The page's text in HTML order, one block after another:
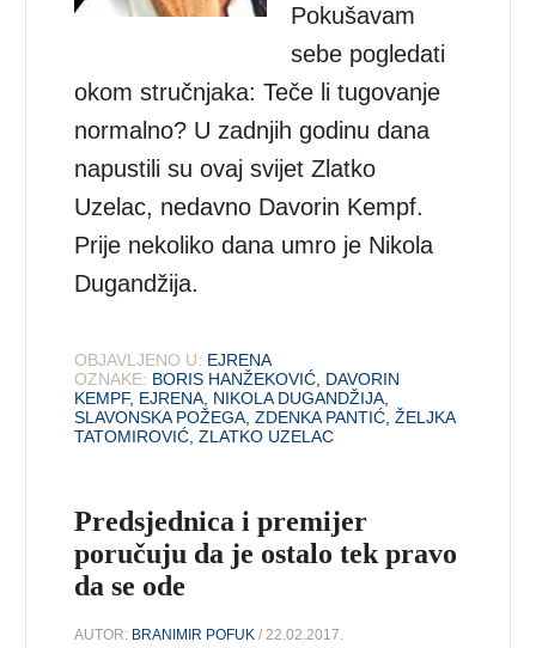
Pokušavam
sebe pogledati
okom stručnjaka: Teče li tugovanje
normalno? U zadnjih godinu dana
napustili su ovaj svijet Zlatko
Uzelac, nedavno Davorin Kempf.
Prije nekoliko dana umro je Nikola
Dugandžija.
OBJAVLJENO U: EJRENA
OZNAKE: BORIS HANŽEKOVIĆ DAVORIN
KEMPF, EJRENA NIKOLA DUGANDŽIJA
SLAVONSKA POŽEGA ,ZDENKA PANTIĆ ,ŽELJKA
TATOMIROVIĆ ,ZLATKO UZELAC
Predsjednica i premijer
poručuju da je ostalo tek pravo
da se ode
AUTOR: BRANIMIR POFUK / 22.02.2017.